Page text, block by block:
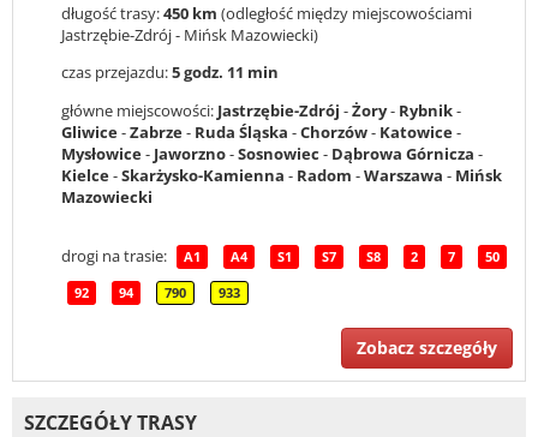
długość trasy:450 km (odległość między miejscowościami
Jastrzębie-Zdrój - Mińsk Mazowiecki)
czas przejazdu:5 godz. 11 min
główne miejscowości: Jastrzębie-Zdrój -Żory- Rybnik-
Gliwice-Zabrze- Ruda Śląska -Chorzów- Katowice-
Mysłowice- Jaworzno-Sosnowiec - Dąbrowa Górnicza -
Kielce-Skarżysko-Kamienna - Radom -Warszawa - Mińsk
Mazowiecki
drogi na trasie: A1 A4 S1 S7 S8 2 7 50
92 94 790 933
Zobacz szczegóły
SZCZEGÓŁY TRASY